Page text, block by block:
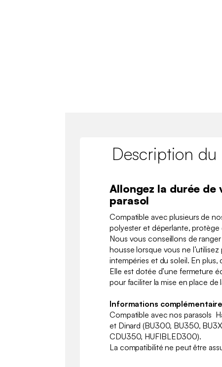
Description
Allongez la durée de
parasol
Compatible avec plusieurs de
polyester et déperlante,
Nous vous conseillons de
housse lorsque vous ne
intempéries et du soleil. En
Elle est dotée d’une fermeture
pour faciliter la mise en place de
Informations
Compatible avec nos parasols
et Dinard (BU300, BU350,
CDU350, HUFIBLED300).
La compatibilité ne peut être